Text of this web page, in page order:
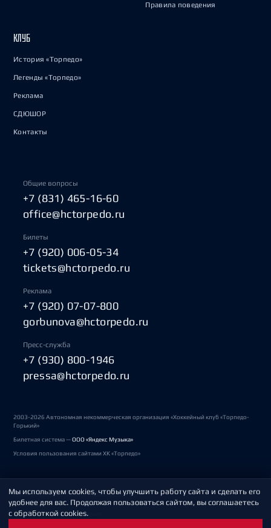
Правила поведения
КЛУБ
История «Торпедо»
Легенды «Торпедо»
Реклама
СДЮШОР
Контакты
Общие вопросы
+7 (831) 465-16-60
office@hctorpedo.ru
Билеты
+7 (920) 006-05-34
tickets@hctorpedo.ru
Реклама
+7 (920) 07-07-800
gorbunova@hctorpedo.ru
Пресс-служба
+7 (930) 800-1946
pressa@hctorpedo.ru
2003-2026 Автономная некоммерческая организация «Хоккейный клуб «Торпедо-
Горький»
Билетная система —ООО «Яндекс Музыка»
Условия пользования сайтами ХК «Торпедо»
Политика обработки персональных данных
Пользовательское соглашение
Мы используем cookies, чтобы улучшить работу сайта и сделать его
удобнее для вас. Продолжая пользоваться сайтом, вы соглашаетесь
с обработкой cookies.